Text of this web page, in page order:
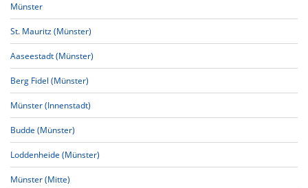
Münster
St. Mauritz (Münster)
Aaseestadt (Münster)
Berg Fidel (Münster)
Münster (Innenstadt)
Budde (Münster)
Loddenheide (Münster)
Münster (Mitte)